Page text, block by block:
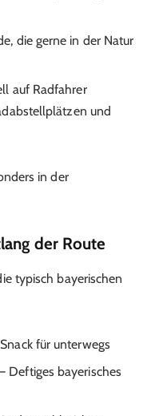
die gerne in der Natur
auf Radfahrer
und
in der
der Route
typisch bayerischen
für unterwegs
Deftiges bayerisches